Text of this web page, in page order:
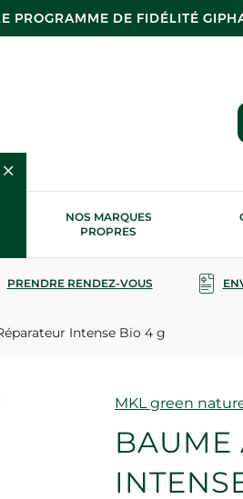
PROGRAMME DE FIDÉLITÉ
NOS MARQUES
PROPRES
PRENDRE RENDEZ-VOUS
Intense Bio 4 g
Marque
MKL green
BAUME